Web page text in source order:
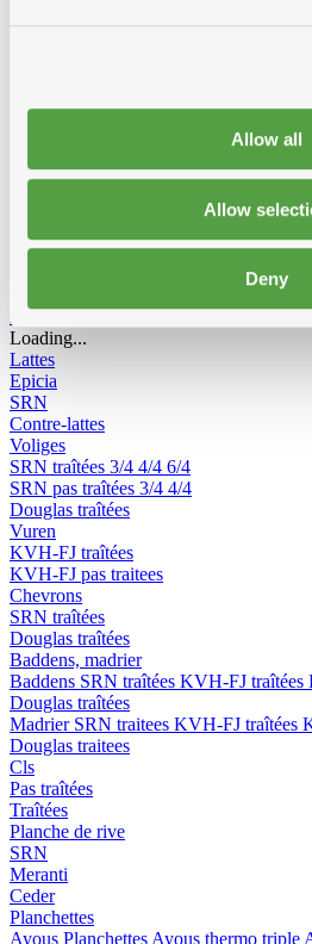
Allow all
Allow
Deny
Equipement de chantier
Echelles de toitAccessoires pour
Tout pour le bois
Chevrons, voliges, lattes, lambris ou
une large gamme de bois adaptés à
essences, traitées ou non, pour une
Afficher tous les produits de Bois
Loading...
Lattes
Epicia
SRN
Contre-lattes
Voliges
SRN traîtées 3/4 4/4 6/4
SRN pas traîtées 3/4 4/4
Douglas traîtées
Vuren
KVH-FJ traîtées
KVH-FJ pas traitees
Chevrons
SRN traîtées
Douglas traîtées
Baddens, madrier
Baddens SRN traîtées KVH-FJ traîtées
Douglas traîtées
Madrier SRN traitees KVH-FJ traîtées
Douglas traitees
Cls
Pas traîtées
Traîtées
Planche de rive
SRN
Meranti
Ceder
Planchettes
Ayous Planchettes Ayous thermo triple